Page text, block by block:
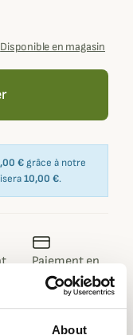
About
Disponible en magasin
€ grâce à notre
10,00 €.
Paiement en
3 fois dès 100